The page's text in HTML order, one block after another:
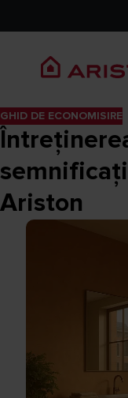
GHID DE ECONOMISIRE
Ariston